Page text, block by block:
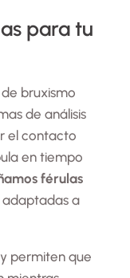
para tu
bruxismo
de análisis
el contacto
en tiempo
férulas
adaptadas a
permiten que